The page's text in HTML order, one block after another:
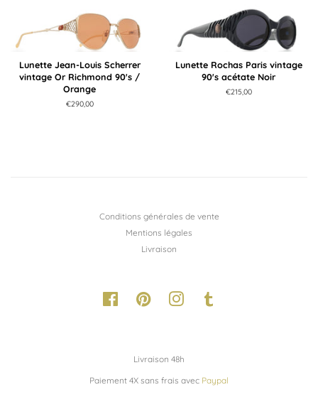
Lunette Jean-Louis Scherrer
vintage Or Richmond 90's /
Orange
Prix
€290,00
Lunette Rochas Paris vintage
90's acétate Noir
Prix
€215,00
Conditions générales de vente
Mentions légales
Livraison
FacebookPinterestInstagram
Livraison 48h
Paiement 4X sans frais avec Paypal